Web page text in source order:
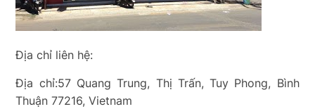
Địa chỉ liên hệ:
Địa chỉ:57 Quang Trung, Thị Trấn, Tuy Phong, Bình
Thuận 77216, Vietnam